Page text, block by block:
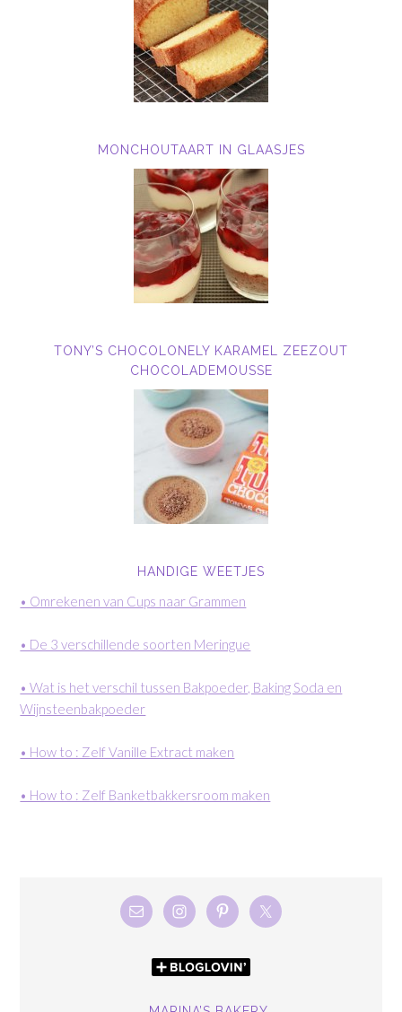
MONCHOUTAART IN GLAASJES
TONY’S CHOCOLONELY KARAMEL ZEEZOUT
CHOCOLADEMOUSSE
HANDIGE WEETJES
• Omrekenen van Cups naar Grammen
• De 3 verschillende soorten Meringue
• Wat is het verschil tussen Bakpoeder, Baking Soda en
Wijnsteenbakpoeder
• How to : Zelf Vanille Extract maken
• How to : Zelf Banketbakkersroom maken